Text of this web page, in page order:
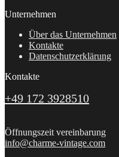
Unternehmen
Über das Unternehmen
Kontakte
Datenschutzerklärung
Kontakte
+49 172 3928510
Öffnungszeit vereinbarung
info@charme-vintage.com